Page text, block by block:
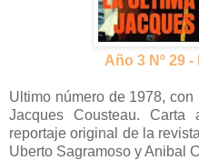
Año 3 Nº 29
Ultimo número de 1978,
Jacques Cousteau.
reportaje original de la
Uberto Sagramoso y Anibal